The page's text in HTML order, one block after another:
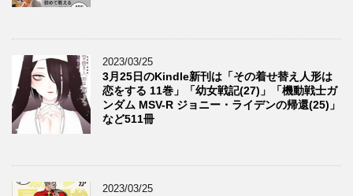
2023/03/25
3月25日のKindle新刊は「その着せ替え人形は
恋をする 11巻」「幼女戦記(27)」「機動戦士ガ
ンダム MSV-R ジョニー・ライデンの帰還(25)」
など511冊
2023/03/25